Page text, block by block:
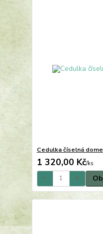
Cedulka číselná
1 320,00 Kč/ks